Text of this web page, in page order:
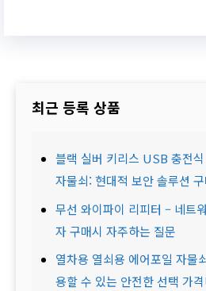
최근 등록 상품
블랙 실버 키리스 USB 충전
자물쇠: 현대적 보안 솔루션
무선 와이파이 리피터 – 네트
자 구매시 자주하는 질문
열차용 열쇠용 에어포일 자물
용할 수 있는 안전한 선택 가